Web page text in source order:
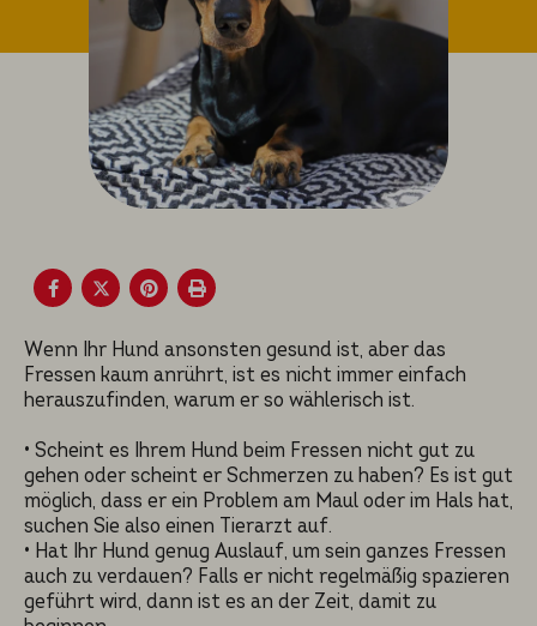
Wenn Ihr Hund ansonsten gesund ist, aber das
Fressen kaum anrührt, ist es nicht immer einfach
herauszufinden, warum er so wählerisch ist.
• Scheint es Ihrem Hund beim Fressen nicht gut zu
gehen oder scheint er Schmerzen zu haben? Es ist gut
möglich, dass er ein Problem am Maul oder im Hals hat,
suchen Sie also einen Tierarzt auf.
• Hat Ihr Hund genug Auslauf, um sein ganzes Fressen
auch zu verdauen? Falls er nicht regelmäßig spazieren
geführt wird, dann ist es an der Zeit, damit zu